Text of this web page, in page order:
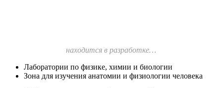
находится в разработке…
Лаборатории по физике, химии и биологии
Зона для изучения анатомии и физиологии человека